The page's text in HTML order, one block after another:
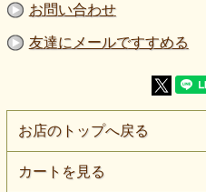
清潔感のある白が印象的な、
ダブルスムース構造の東レ製
やや薄手～中肉で扱いやすい
表面が整っているため、白で
ベーシックなアイテムに取り
下地や重ね使いにも対応しや
用途の幅を持たせたい場面で
お問い合わせ
友達にメールですすめる
お店のトップへ戻る
カートを見る